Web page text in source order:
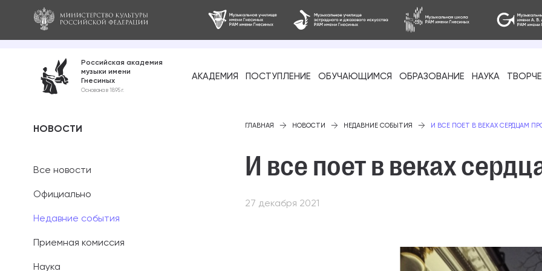
Российская академия
музыки имени
Гнесиных
Основана в 1895 г.
АКАДЕМИЯ ПОСТУПЛЕНИЕ ОБУЧАЮЩИМСЯ ОБРАЗОВАНИЕ НАУКА
Бакалавриат
Специалитет
Ассистентура-стажировка
НОВОСТИ
Все новости
Официально
Недавние события
Приемная комиссия
Наука
ГЛАВНАЯ НОВОСТИ НЕДАВНИЕ СОБЫТИЯ И ВСЕ ПОЕТ В ВЕКАХ СЕРДЦАМ
И все поет в веках
27 декабря 2021